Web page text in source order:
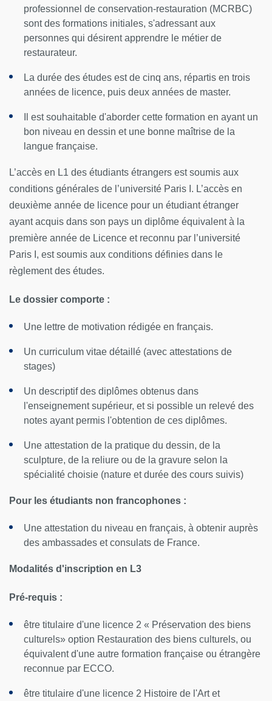
professionnel de conservation-restauration (MCRBC)
sont des formations initiales, s'adressant aux
personnes qui désirent apprendre le métier de
restaurateur.
La durée des études est de cinq ans, répartis en trois
années de licence, puis deux années de master.
Il est souhaitable d'aborder cette formation en ayant un
bon niveau en dessin et une bonne maîtrise de la
langue française.
L’accès en L1 des étudiants étrangers est soumis aux
conditions générales de l’université Paris I. L’accès en
deuxième année de licence pour un étudiant étranger
ayant acquis dans son pays un diplôme équivalent à la
première année de Licence et reconnu par l’université
Paris I, est soumis aux conditions définies dans le
règlement des études.
Le dossier comporte :
Une lettre de motivation rédigée en français.
Un curriculum vitae détaillé (avec attestations de
stages)
Un descriptif des diplômes obtenus dans
l'enseignement supérieur, et si possible un relevé des
notes ayant permis l'obtention de ces diplômes.
Une attestation de la pratique du dessin, de la
sculpture, de la reliure ou de la gravure selon la
spécialité choisie (nature et durée des cours suivis)
Pour les étudiants non francophones :
Une attestation du niveau en français, à obtenir auprès
des ambassades et consulats de France.
Modalités d'inscription en L3
Pré-requis :
être titulaire d'une licence 2 « Préservation des biens
culturels» option Restauration des biens culturels, ou
équivalent d'une autre formation française ou étrangère
reconnue par ECCO.
être titulaire d'une licence 2 Histoire de l'Art et